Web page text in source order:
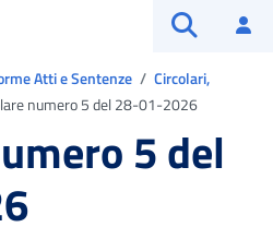
Atti e Sentenze
Circolari,
numero 5 del 28-01-2026
5 del